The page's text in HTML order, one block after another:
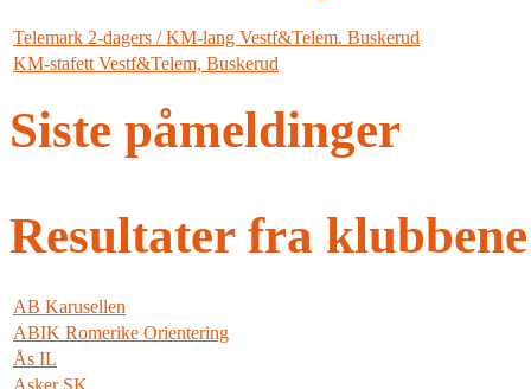
Telemark 2-dagers / KM-lang Vestf&Telem. Buskerud
KM-stafett Vestf&Telem, Buskerud
Siste påmeldinger
Resultater fra klubbene
AB Karusellen
ABIK Romerike Orientering
Ås IL